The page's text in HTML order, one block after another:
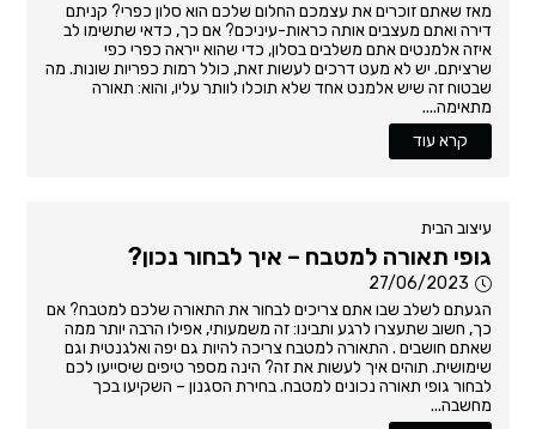
מאז שאתם זוכרים את עצמכם החלום שלכם הוא סלון כפרי? קניתם
דירה ואתם מעצבים אותה כראות-עיניכם? אם כך, כדאי שתשימו לב
איזה אלמנטים אתם משלבים בסלון, כדי שהוא ייראה כפרי כפי
שרציתם. יש לא מעט דרכים לעשות זאת, כולל רמות כפריות שונות. מה
שבטוח זה שיש אלמנט אחד שלא תוכלו לוותר עליו, והוא: תאורה
מתאימה....
קרא עוד
עיצוב הבית
גופי תאורה למטבח – איך לבחור נכון?
27/06/2023
הגעתם לשלב שבו אתם צריכים לבחור את התאורה שלכם למטבח? אם
כך, חשוב שתעצרו לרגע ותבינו: זה משמעותי, אפילו הרבה יותר ממה
שאתם חושבים . התאורה למטבח צריכה להיות גם יפה ואלגנטית וגם
שימושית. תוהים איך לעשות את זה? הינה מספר טיפים שיסייעו לכם
לבחור גופי תאורה נכונים למטבח. בחירת הסגנון – השקיעו בכך
מחשבה...